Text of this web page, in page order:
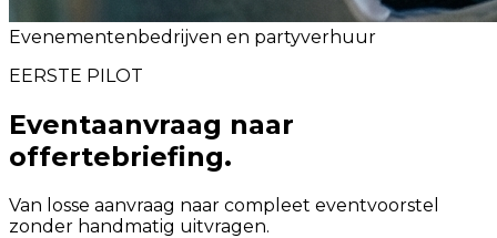
Evenementenbedrijven en partyverhuur
EERSTE PILOT
Eventaanvraag naar
offertebriefing.
Van losse aanvraag naar compleet eventvoorstel
zonder handmatig uitvragen.